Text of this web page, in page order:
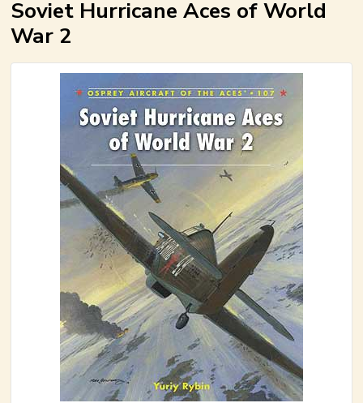
Soviet Hurricane Aces of World
War 2